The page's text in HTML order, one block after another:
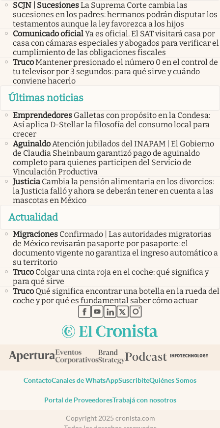
SCJN | SucesionesLa Suprema Corte cambia las
sucesiones en los padres: hermanos podrán disputar los
testamentos aunque la ley favorezca a los hijos
Comunicado oficialYa es oficial. El SAT visitará casa por
casa con cámaras especiales y abogados para verificar el
cumplimiento de las obligaciones fiscales
TrucoMantener presionado el número 0 en el control de
tu televisor por 3 segundos: para qué sirve y cuándo
conviene hacerlo
Últimas noticias
Emprendedores Galletas con propósito en la Condesa:
Así aplica D-Stellar la filosofía del consumo local para
crecer
Aguinaldo Atención jubilados del INAPAM | El Gobierno
de Claudia Sheinbaum garantizó pago de aguinaldo
completo para quienes participen del Servicio de
Vinculación Productiva
Justicia Cambia la pensión alimentaria en los divorcios:
la Justicia falló y ahora se deberán tener en cuenta a las
mascotas en México
Actualidad
Migraciones Confirmado | Las autoridades migratorias
de México revisarán pasaporte por pasaporte: el
documento vigente no garantiza el ingreso automático a
su territorio
Truco Colgar una cinta roja en el coche: qué significa y
para qué sirve
Truco Qué significa encontrar una botella en la rueda del
coche y por qué es fundamental saber cómo actuar
abre en nueva pestaña
abre en nueva pestaña
abre en nueva pestaña
abre en nueva pestaña
abre en nueva pestaña
ContactoCanales de WhatsAppSuscribiteQuiénes Somos
Portal de ProveedoresTrabajá con nosotros
Copyright 2025 cronista.com